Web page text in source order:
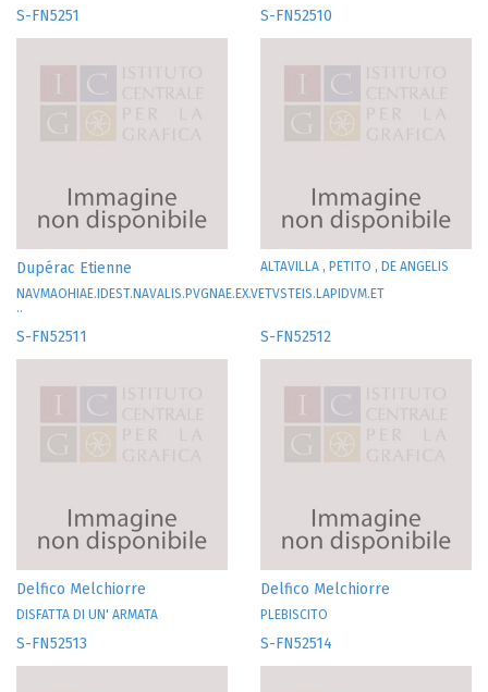
S-FN5251
Dupérac Etienne
NAVMAOHIAE.IDEST.NAVALIS.PVGNAE.EX.VETVSTEIS.LAPIDVM.ET
..
S-FN52510
ALTAVILLA , PETITO , DE ANGELIS
S-FN52511
Delfico Melchiorre
DISFATTA DI UN' ARMATA
S-FN52512
Delfico Melchiorre
PLEBISCITO
S-FN52513 S-FN52514